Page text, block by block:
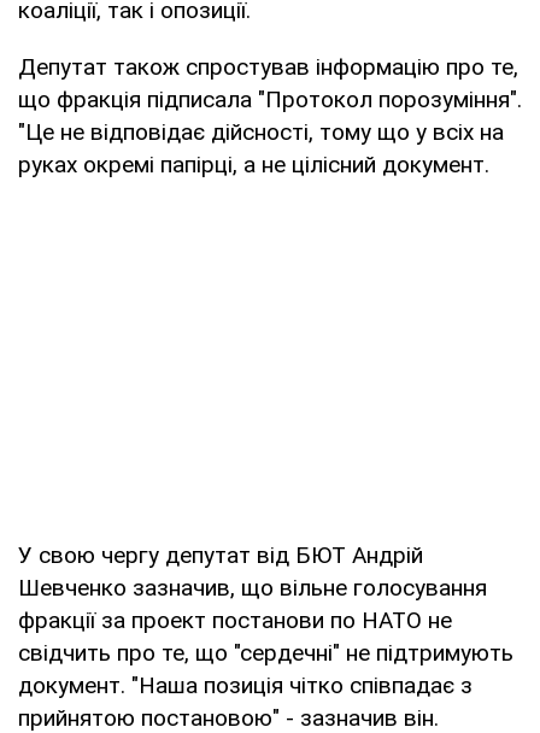
коаліції, так і опозиції.
Депутат також спростував інформацію про те,
що фракція підписала "Протокол порозуміння".
"Це не відповідає дійсності, тому що у всіх на
руках окремі папірці, а не цілісний документ.
У свою чергу депутат від БЮТ Андрій
Шевченко зазначив, що вільне голосування
фракції за проект постанови по НАТО не
свідчить про те, що "сердечні" не підтримують
документ. "Наша позиція чітко співпадає з
прийнятою постановою" - зазначив він.